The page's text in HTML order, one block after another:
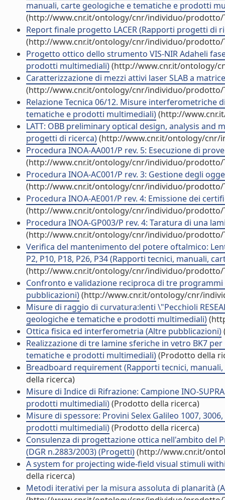
manuali, carte geologiche e tematiche e prodotti
(http://www.cnr.it/ontology/cnr/individuo/prodotto/
Report finale progetto LACER (Rapporti progetti di
(http://www.cnr.it/ontology/cnr/individuo/prodotto/
Progetto ottico dello strumento VIS-NIR Adaheli
prodotti multimediali)(http://www.cnr.it/ontology/
Caratterizzazione di mezzi attivi laser SLAB a
(http://www.cnr.it/ontology/cnr/individuo/prodotto/
Relazione Tecnica 06/12. Misure interferometriche
tematiche e prodotti multimediali)(http://
LATT: OBB preliminary optical design, analysis
progetti di ricerca)(http://www.cnr.it/ontology/cnr/
Procedura INOA-AA001/P rev. 5: Esecuzione di
(http://www.cnr.it/ontology/cnr/individuo/prodotto/
Procedura INOA-AC001/P rev. 3: Gestione degli
(http://www.cnr.it/ontology/cnr/individuo/prodotto/
Procedura INOA-AE001/P rev. 4: Emissione dei
(http://www.cnr.it/ontology/cnr/individuo/prodotto/
Procedura INOA-GP003/P rev. 4: Taratura di una
(http://www.cnr.it/ontology/cnr/individuo/prodotto/
Verifica del mantenimento del potere oftalmico: Lenti
P2, P10, P18, P26, P34 (Rapporti tecnici, manuali,
(http://www.cnr.it/ontology/cnr/individuo/prodotto/
Confronto e validazione reciproca di tre
pubblicazioni)(http://www.cnr.it/ontology/cnr/
Misure di raggio di curvatura:lenti \"Pecchioli
geologiche e tematiche e prodotti multimediali)
Ottica fisica ed interferometria (Altre pubblicazioni)
Realizzazione di tre lamine sferiche in vetro BK7
tematiche e prodotti multimediali)(Prodotto della
Breadboard requirement (Rapporti tecnici,
della ricerca)
Misure di Indice di Rifrazione: Campione INO-
prodotti multimediali)(Prodotto della ricerca)
Misure di spessore: Provini Selex Galileo 1007,
prodotti multimediali)(Prodotto della ricerca)
Consulenza di progettazione ottica nell'ambito del
(DGR n.2883/2003) (Progetti)(http://www.cnr.it/
A system for projecting wide-field visual stimuli
della ricerca)
Metodi iterativi per la misura assoluta di planarità